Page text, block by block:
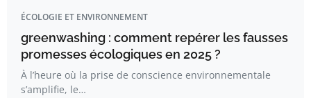
ÉCOLOGIE ET ENVIRONNEMENT
greenwashing : comment repérer les fausses
promesses écologiques en 2025 ?
À l’heure où la prise de conscience environnementale
s’amplifie, le…